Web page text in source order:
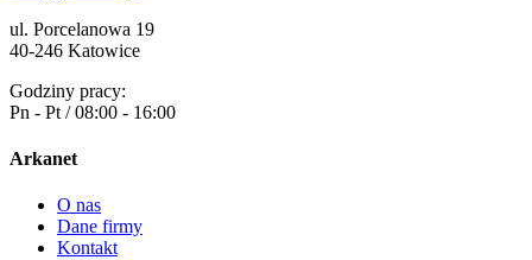
ul. Porcelanowa 19
40-246 Katowice
Godziny pracy:
Pn - Pt / 08:00 - 16:00
Arkanet
O nas
Dane firmy
Kontakt